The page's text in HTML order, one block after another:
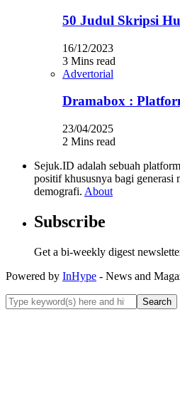
50 Judul Skripsi
16/12/2023
3 Mins read
Advertorial
Dramabox :
23/04/2025
2 Mins read
Sejuk.ID adalah sebuah
positif khususnya bagi generasi
demografi. About
Subscribe
Get a bi-weekly digest
Powered by InHype - News and